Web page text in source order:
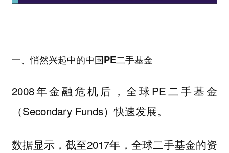
一、悄然兴起中的中国PE二手基金
2008年金融危机后，全球PE二手基金
（Secondary Funds）快速发展。
数据显示，截至2017年，全球二手基金的资